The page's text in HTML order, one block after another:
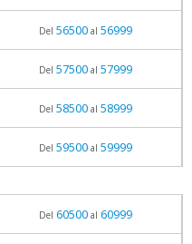
Del 56500al 56999
Del 57500al 57999
Del 58500al 58999
Del 59500al 59999
Del 60500al 60999